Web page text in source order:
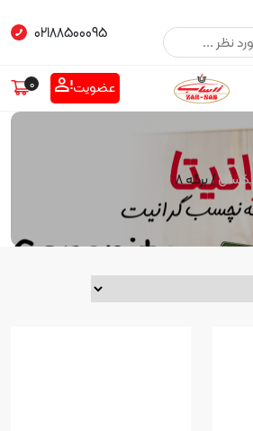
02188500095
عضویت 0
یکسال/ برگه 8